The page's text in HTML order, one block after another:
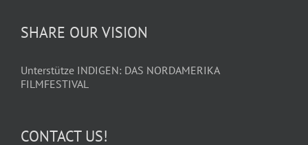
SHARE OUR VISION
Unterstütze INDIGEN: DAS NORDAMERIKA
FILMFESTIVAL
CONTACT US!